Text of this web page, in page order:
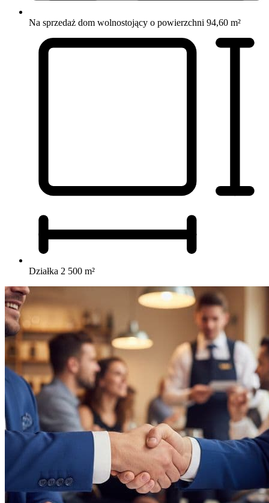
Na sprzedaż dom wolnostojący o powierzchni 94,60 m²
Działka 2 500 m²